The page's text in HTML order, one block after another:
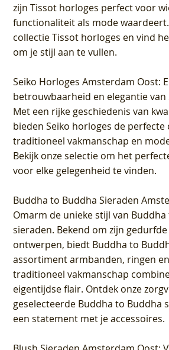
zijn Tissot horloges perfect voor
functionaliteit als mode
collectie Tissot horloges en vind
om je stijl aan te vullen.
Seiko Horloges Amsterdam Oost:
betrouwbaarheid en elegantie van
Met een rijke geschiedenis van
bieden Seiko horloges de perfecte
traditioneel vakmanschap en
Bekijk onze selectie om het
voor elke gelegenheid te vinden.
Buddha to Buddha Sieraden
Omarm de unieke stijl van
sieraden. Bekend om zijn
ontwerpen, biedt Buddha to
assortiment armbanden, ringen
traditioneel vakmanschap
eigentijdse flair. Ontdek onze
geselecteerde Buddha to Buddha
een statement met je accessoires.